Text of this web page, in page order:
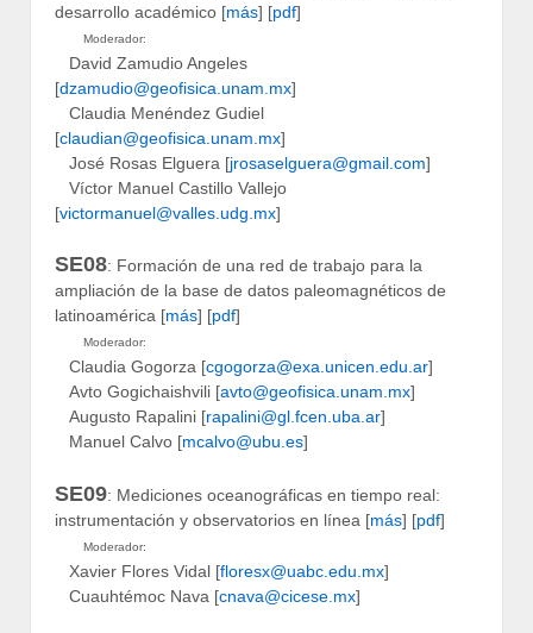
desarrollo académico [más] [pdf]
Moderador:
David Zamudio Angeles
[dzamudio@geofisica.unam.mx]
Claudia Menéndez Gudiel
[claudian@geofisica.unam.mx]
José Rosas Elguera [jrosaselguera@gmail.com]
Víctor Manuel Castillo Vallejo
[victormanuel@valles.udg.mx]
SE08: Formación de una red de trabajo para la
ampliación de la base de datos paleomagnéticos de
latinoamérica [más] [pdf]
Moderador:
Claudia Gogorza [cgogorza@exa.unicen.edu.ar]
Avto Gogichaishvili [avto@geofisica.unam.mx]
Augusto Rapalini [rapalini@gl.fcen.uba.ar]
Manuel Calvo [mcalvo@ubu.es]
SE09: Mediciones oceanográficas en tiempo real:
instrumentación y observatorios en línea [más] [pdf]
Moderador:
Xavier Flores Vidal [floresx@uabc.edu.mx]
Cuauhtémoc Nava [cnava@cicese.mx]